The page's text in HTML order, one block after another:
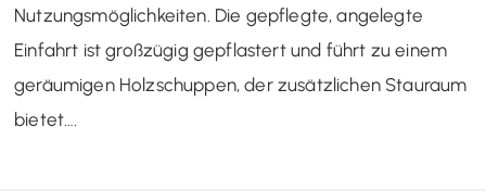
Nutzungsmöglichkeiten. Die gepflegte, angelegte
Einfahrt ist großzügig gepflastert und führt zu einem
geräumigen Holzschuppen, der zusätzlichen Stauraum
bietet….